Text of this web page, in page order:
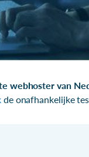
webhoster van
de onafhankelijke